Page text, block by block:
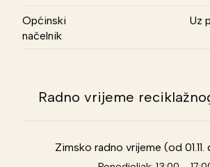
Općinski
načelnik
Uz
Radno vrijeme
Zimsko radno vrijeme (od 01.11.